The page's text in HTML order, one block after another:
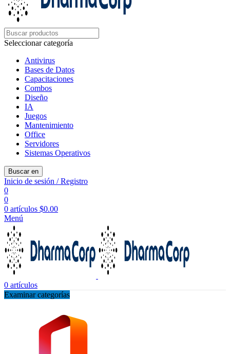
Seleccionar categoría
Antivirus
Bases de Datos
Capacitaciones
Combos
Diseño
IA
Juegos
Mantenimiento
Office
Servidores
Sistemas Operativos
Buscar en
Inicio de sesión / Registro
0
0
0 artículos $0.00
Menú
0 artículos
Examinar categorías